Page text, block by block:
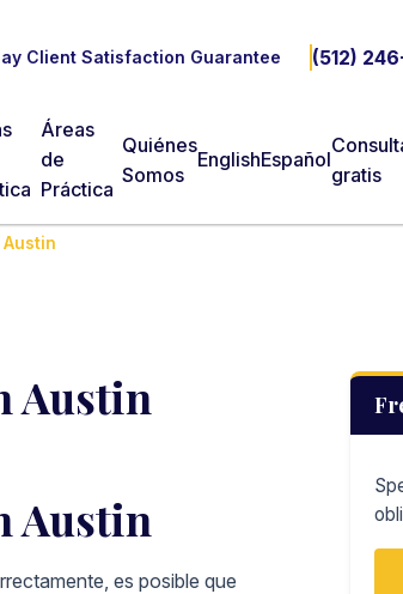
Áreas
de
Práctica
Quiénes
Somos
EnglishEspañol
gratis
Client Satisfaction Guarantee (512)
Austin
Austin
es posible que